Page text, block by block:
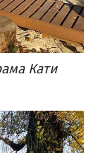
Кати